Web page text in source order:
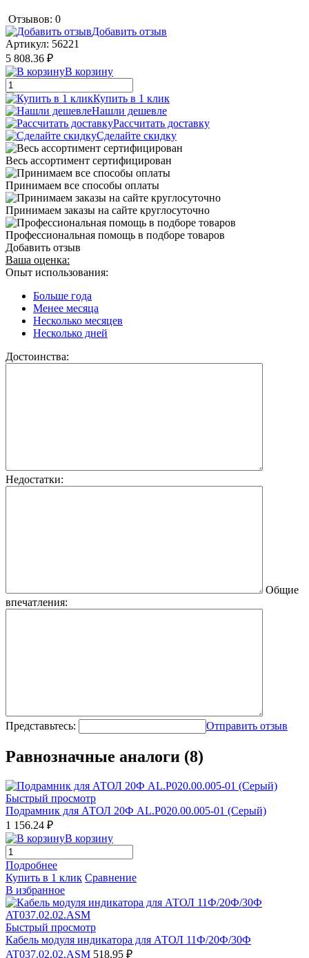
Отзывов: 0
Добавить отзыв
Артикул: 56221
5 808.36 ₽
В корзину
Купить в 1 клик
Нашли дешевле
Рассчитать доставку
Сделайте скидку
Весь ассортимент сертифицирован
Принимаем все способы оплаты
Принимаем заказы на сайте круглосуточно
Профессиональная помощь в подборе товаров
Добавить отзыв
Ваша оценка:
Опыт использования:
Больше года
Менее месяца
Несколько месяцев
Несколько дней
Достоинства:
Недостатки:
Общие
впечатления:
Представьтесь: Отправить отзыв
Равнозначные аналоги (8)
Быстрый просмотр
Подрамник для АТОЛ 20Ф AL.P020.00.005-01 (Серый)
1 156.24 ₽
В корзину
Подробнее
Купить в 1 клик Сравнение
В избранное
Быстрый просмотр
Кабель модуля индикатора для АТОЛ 11Ф/20Ф/30Ф
AT037.02.02.ASM 518.95 ₽